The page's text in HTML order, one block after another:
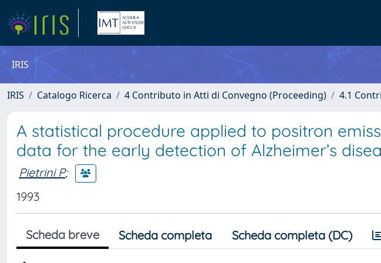
IRIS
IRIS Catalogo Ricerca 4 Contributo in Atti di Convegno (Proceeding) 4.1
A statistical procedure applied to positron
data for the early detection of Alzheimer’s
Pietrini P;
1993
Scheda breve Scheda completa Scheda completa (DC)